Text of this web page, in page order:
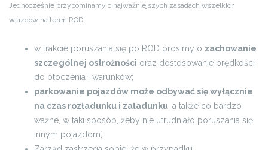
Jednocześnie przypominamy o najważniejszych zasadach wszelkich
wjazdów na teren ROD:
w trakcie poruszania się po ROD prosimy o zachowanie
szczególnej ostrożności oraz dostosowanie prędkości
do otoczenia i warunków;
parkowanie pojazdów może odbywać się wyłącznie
na czas rozładunku i załadunku , a także co bardzo
ważne, w taki sposób, żeby nie utrudniało poruszania się
innym pojazdom;